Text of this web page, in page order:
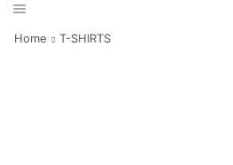
Home T-SHIRTS